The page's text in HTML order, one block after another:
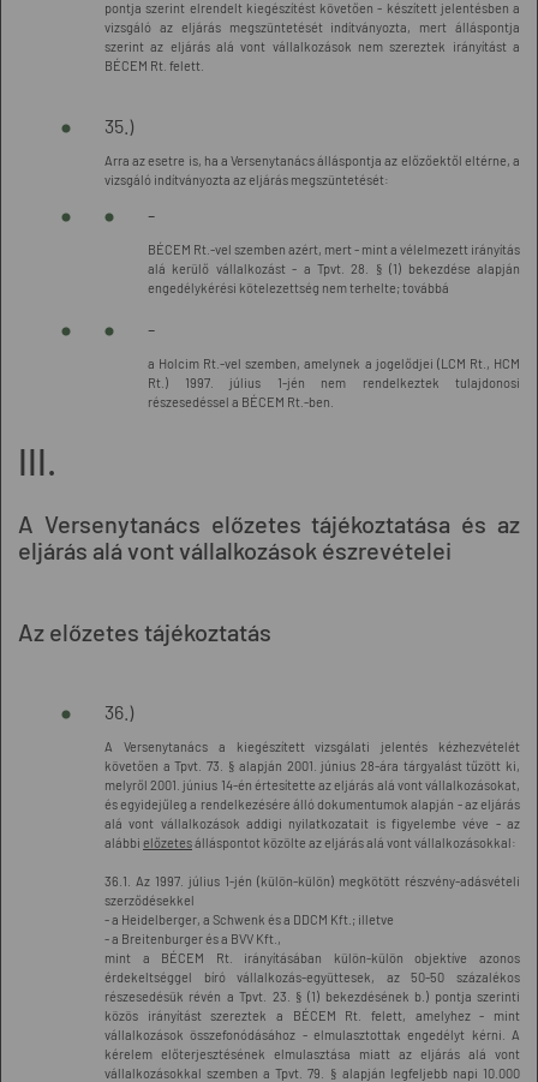
pontja szerint elrendelt kiegészítést követően - készített jelentésben a
vizsgáló az eljárás megszüntetését indítványozta, mert álláspontja
szerint az eljárás alá vont vállalkozások nem szereztek irányítást a
BÉCEM Rt. felett.
35.)
Arra az esetre is, ha a Versenytanács álláspontja az előzőektől eltérne, a
vizsgáló indítványozta az eljárás megszüntetését:
-
BÉCEM Rt.-vel szemben azért, mert - mint a vélelmezett irányítás
alá kerülő vállalkozást - a Tpvt. 28. § (1) bekezdése alapján
engedélykérési kötelezettség nem terhelte; továbbá
-
a Holcim Rt.-vel szemben, amelynek a jogelődjei (LCM Rt., HCM
Rt.) 1997. július 1-jén nem rendelkeztek tulajdonosi
részesedéssel a BÉCEM Rt.-ben.
III.
A Versenytanács előzetes tájékoztatása és az
eljárás alá vont vállalkozások észrevételei
Az előzetes tájékoztatás
36.)
A Versenytanács a kiegészített vizsgálati jelentés kézhezvételét
követően a Tpvt. 73. § alapján 2001. június 28-ára tárgyalást tűzött ki,
melyről 2001. június 14-én értesítette az eljárás alá vont vállalkozásokat,
és egyidejűleg a rendelkezésére álló dokumentumok alapján - az eljárás
alá vont vállalkozások addigi nyilatkozatait is figyelembe véve - az
alábbi előzetesálláspontot közölte az eljárás alá vont vállalkozásokkal:
36.1. Az 1997. július 1-jén (külön-külön) megkötött részvény-adásvételi
szerződésekkel
- a Heidelberger, a Schwenk és a DDCM Kft.; illetve
- a Breitenburger és a BVV Kft.,
mint a BÉCEM Rt. irányításában külön-külön objektíve azonos
érdekeltséggel bíró vállalkozás-együttesek, az 50-50 százalékos
részesedésük révén a Tpvt. 23. § (1) bekezdésének b.) pontja szerinti
közös irányítást szereztek a BÉCEM Rt. felett, amelyhez - mint
vállalkozások összefonódásához - elmulasztottak engedélyt kérni. A
kérelem előterjesztésének elmulasztása miatt az eljárás alá vont
vállalkozásokkal szemben a Tpvt. 79. § alapján legfeljebb napi 10.000